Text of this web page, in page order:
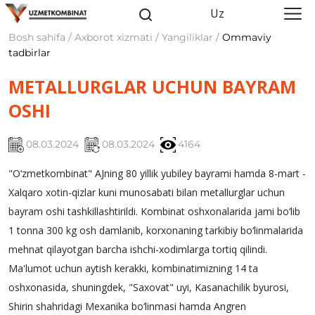
Uz
Bosh sahifa / Axborot xizmati / Yangiliklar / Ommaviy
tadbirlar
METALLURGLAR UCHUN BAYRAM
OSHI
08.03.2024 08.03.2024 4164
"O‘zmetkombinat" AJning 80 yillik yubiley bayrami hamda 8-mart -
Xalqaro xotin-qizlar kuni munosabati bilan metallurglar uchun
bayram oshi tashkillashtirildi. Kombinat oshxonalarida jami bo‘lib
1 tonna 300 kg osh damlanib, korxonaning tarkibiy bo‘linmalarida
mehnat qilayotgan barcha ishchi-xodimlarga tortiq qilindi.
Ma'lumot uchun aytish kerakki, kombinatimizning 14 ta
oshxonasida, shuningdek, "Saxovat" uyi, Kasanachilik byurosi,
Shirin shahridagi Mexanika bo‘linmasi hamda Angren